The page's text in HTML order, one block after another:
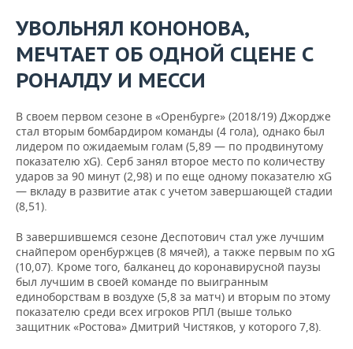
УВОЛЬНЯЛ КОНОНОВА,
МЕЧТАЕТ ОБ ОДНОЙ СЦЕНЕ С
РОНАЛДУ И МЕССИ
В своем первом сезоне в «Оренбурге» (2018/19) Джордже
стал вторым бомбардиром команды (4 гола), однако был
лидером по ожидаемым голам (5,89 — по продвинутому
показателю xG). Серб занял второе место по количеству
ударов за 90 минут (2,98) и по еще одному показателю xG
— вкладу в развитие атак с учетом завершающей стадии
(8,51).
В завершившемся сезоне Деспотович стал уже лучшим
снайпером оренбуржцев (8 мячей), а также первым по xG
(10,07). Кроме того, балканец до коронавирусной паузы
был лучшим в своей команде по выигранным
единоборствам в воздухе (5,8 за матч) и вторым по этому
показателю среди всех игроков РПЛ (выше только
защитник «Ростова» Дмитрий Чистяков, у которого 7,8).